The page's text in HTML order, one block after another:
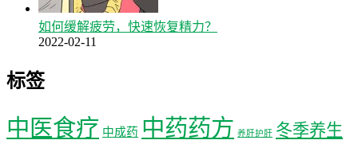
如何缓解疲劳，快速恢复精力？
2022-02-11
标签
中医食疗 中成药 中药药方 养肝护肝 冬季养生